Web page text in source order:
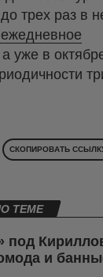
трех раз в
а уже в
СКОПИРОВАТЬ
ТЕМЕ
под
и